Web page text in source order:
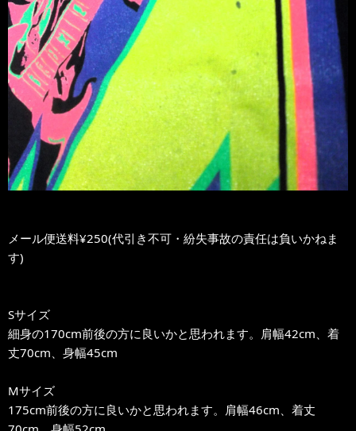
メール便送料¥250(代引き不可・紛失事故の責任は負いかねま
す)
Sサイズ
細身の170cm前後の方に良いかと思われます。肩幅42cm、着
丈70cm、身幅45cm
Mサイズ
175cm前後の方に良いかと思われます。肩幅46cm、着丈